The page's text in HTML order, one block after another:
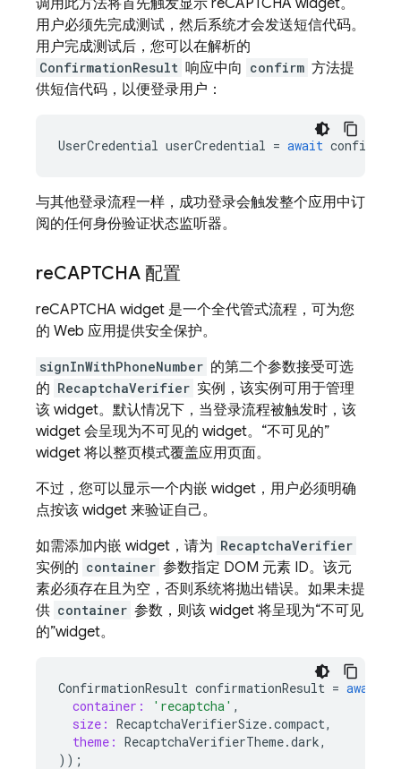
调用此方法将首先触发显示 reCAPTCHA widget。
用户必须先完成测试，然后系统才会发送短信代码。
用户完成测试后，您可以在解析的
ConfirmationResult 响应中向 confirm 方法提
供短信代码，以便登录用户：
UserCredential userCredential = await
与其他登录流程一样，成功登录会触发整个应用中订
阅的任何身份验证状态监听器。
reCAPTCHA 配置
reCAPTCHA widget 是一个全代管式流程，可为您
的 Web 应用提供安全保护。
signInWithPhoneNumber 的第二个参数接受可选
的 RecaptchaVerifier 实例，该实例可用于管理
该 widget。默认情况下，当登录流程被触发时，该
widget 会呈现为不可见的 widget。“不可见的”
widget 将以整页模式覆盖应用页面。
不过，您可以显示一个内嵌 widget，用户必须明确
点按该 widget 来验证自己。
如需添加内嵌 widget，请为 RecaptchaVerifier
实例的 container 参数指定 DOM 元素 ID。该元
素必须存在且为空，否则系统将抛出错误。如果未提
供 container 参数，则该 widget 将呈现为“不可见
的”widget。
ConfirmationResult confirmationResult = await
container:
'recaptcha' ,
size: RecaptchaVerifierSize.compact,
theme: RecaptchaVerifierTheme.dark,
));